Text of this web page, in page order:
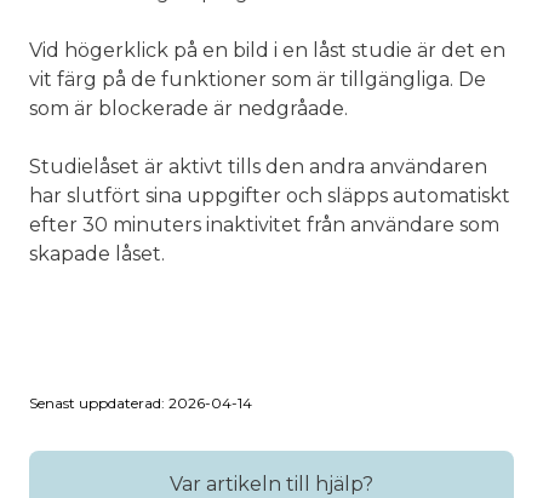
Vid högerklick på en bild i en låst studie är det en
vit färg på de funktioner som är tillgängliga. De
som är blockerade är nedgråade.
Studielåset är aktivt tills den andra användaren
har slutfört sina uppgifter och släpps automatiskt
efter 30 minuters inaktivitet från användare som
skapade låset.
Senast uppdaterad: 2026-04-14
Var artikeln till hjälp?